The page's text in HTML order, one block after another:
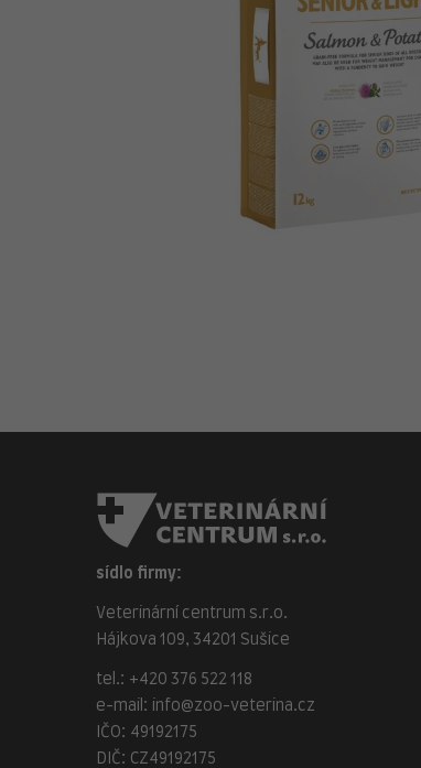
sídlo firmy:
Veterinární centrum s.r.o.
Hájkova 109, 34201 Sušice
tel.: +420 376 522 118
e-mail:
info@zoo-veterina.cz
IČO: 49192175
DIČ: CZ49192175